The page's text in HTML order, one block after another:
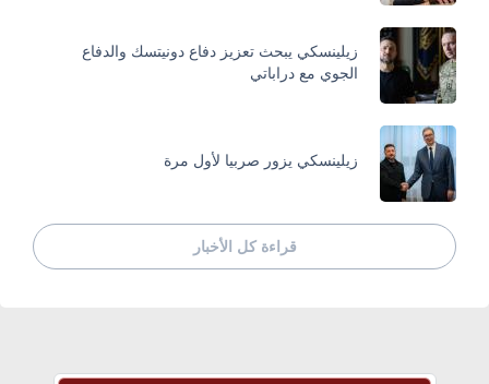
زيلينسكي يبحث تعزيز دفاع دونيتسك والدفاع
الجوي مع دراباتي
زيلينسكي يزور صربيا لأول مرة
قراءة كل الأخبار